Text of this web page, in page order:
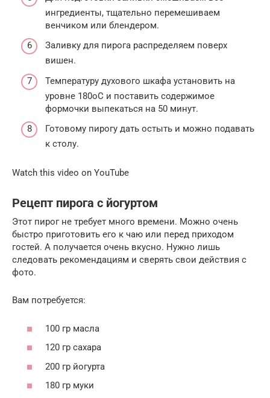
ингредиенты, тщательно перемешиваем
венчиком или блендером.
Заливку для пирога распределяем поверх
вишен.
Температуру духового шкафа установить на
уровне 180оС и поставить содержимое
формочки выпекаться на 50 минут.
Готовому пирогу дать остыть и можно подавать
к столу.
Watch this video on YouTube
Рецепт пирога с йогуртом
Этот пирог не требует много времени. Можно очень
быстро приготовить его к чаю или перед приходом
гостей. А получается очень вкусно. Нужно лишь
следовать рекомендациям и сверять свои действия с
фото.
Вам потребуется:
100 гр масла
120 гр сахара
200 гр йогурта
180 гр муки